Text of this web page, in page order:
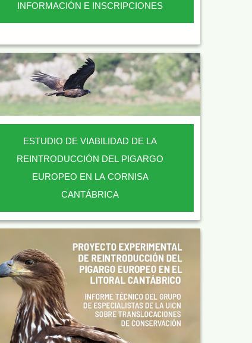
INFORMACIÓN E INSCRIPCIONES
ESTUDIO DE VIABILIDAD DE LA
REINTRODUCCIÓN DEL PIGARGO
EUROPEO EN LA CORNISA
CANTÁBRICA